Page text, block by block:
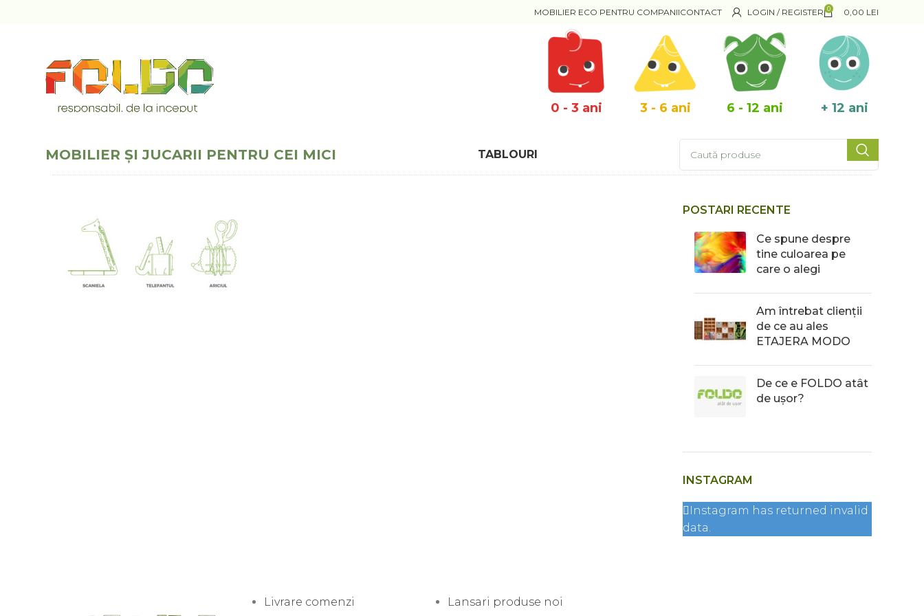
MOBILIER ECO PENTRU COMPANIICONTACT LOGIN / REGISTER 0 0,00 LEI
0 - 3 ani 3 - 6 ani 6 - 12 ani + 12 ani
MOBILIER ȘI JUCARII PENTRU CEI MICI TABLOURI
POSTARI RECENTE
Ce spune despre
tine culoarea pe
care o alegi
Am întrebat clienții
de ce au ales
ETAJERA MODO
De ce e FOLDO atât
de ușor?
INSTAGRAM
Instagram has returned invalid
data.
Livrare comenzi Lansari produse noi